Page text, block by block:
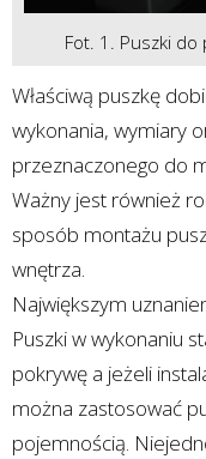
Fot. 1. Puszki do
Właściwą puszkę
wykonania, wymiary
przeznaczonego do
Ważny jest również
sposób montażu
wnętrza.
Największym
Puszki w wykonaniu
pokrywę a jeżeli
można zastosować
pojemnością.